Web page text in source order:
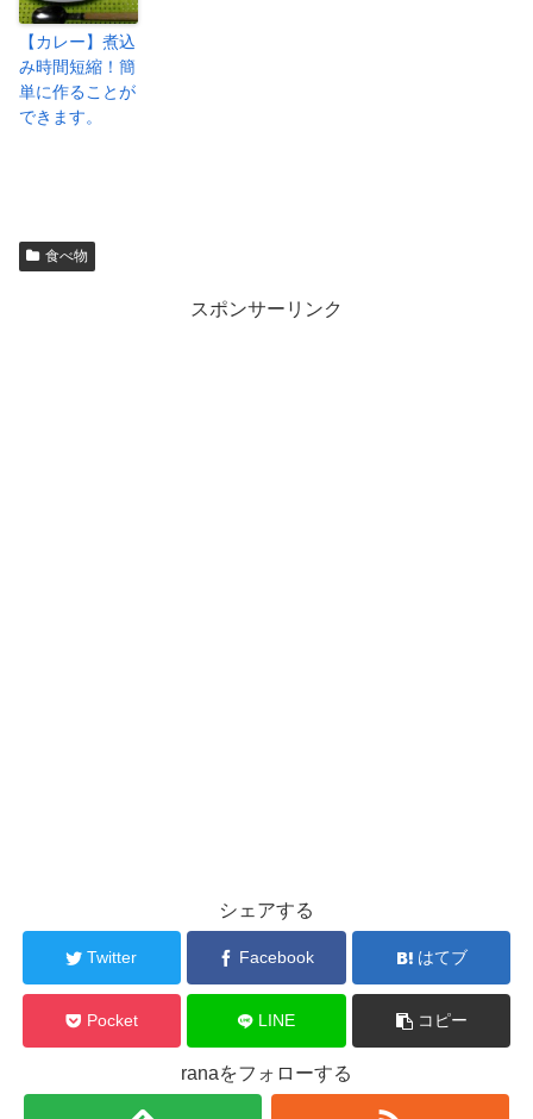
【カレー】煮込
み時間短縮！簡
単に作ることが
できます。
食べ物
スポンサーリンク
シェアする
Twitter Facebook はてブ
Pocket LINE コピー
ranaをフォローする